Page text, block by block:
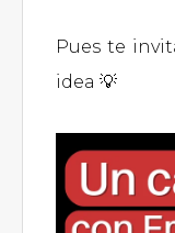
Pues te
idea 💡